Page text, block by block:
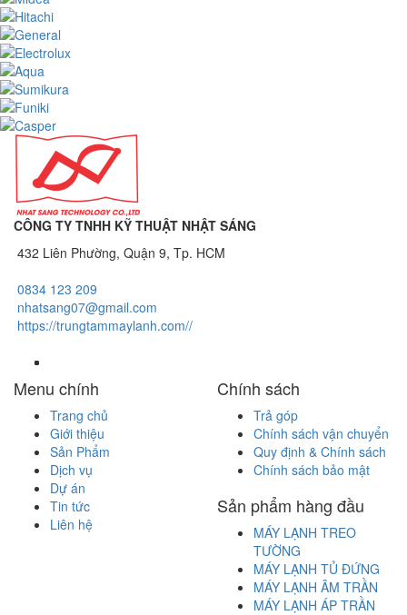
CÔNG TY TNHH KỸ THUẬT NHẬT SÁNG
432 Liên Phường, Quận 9, Tp. HCM
0834 123 209
nhatsang07@gmail.com
https://trungtammaylanh.com//
Menu chính
Trang chủ
Giới thiệu
Sản Phẩm
Dịch vụ
Dự án
Tin tức
Liên hệ
Chính sách
Trả góp
Chính sách vận chuyển
Quy định & Chính sách
Chính sách bảo mật
Sản phẩm hàng đầu
MÁY LẠNH TREO
TƯỜNG
MÁY LẠNH TỦ ĐỨNG
MÁY LẠNH ÂM TRẦN
MÁY LẠNH ÁP TRẦN